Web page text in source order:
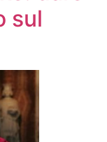
sul